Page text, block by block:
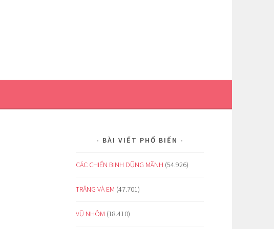
BÀI VIẾT PHỔ BIẾN
CÁC CHIẾN BINH DŨNG MÃNH (54.926)
TRĂNG VÀ EM (47.701)
VŨ NHÔM (18.410)